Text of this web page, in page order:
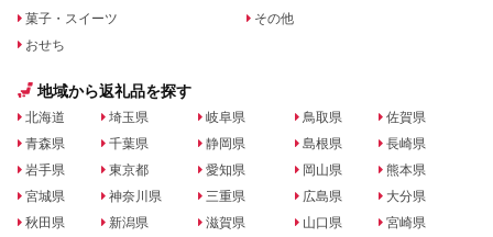
菓子・スイーツ
おせち
その他
地域から返礼品を探す
北海道
青森県
岩手県
宮城県
秋田県
埼玉県
千葉県
東京都
神奈川県
新潟県
岐阜県
静岡県
愛知県
三重県
滋賀県
鳥取県
島根県
岡山県
広島県
山口県
佐賀県
長崎県
熊本県
大分県
宮崎県